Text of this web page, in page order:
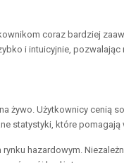
coraz bardziej
i intuicyjnie,
Użytkownicy cenią
statystyki, które
hazardowym.